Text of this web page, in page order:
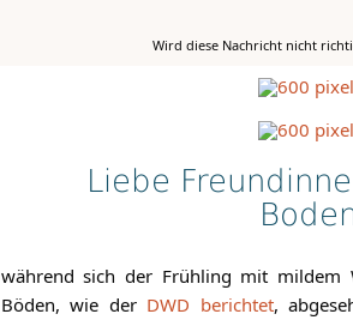
Wird diese Nachricht nicht
Liebe
während sich der Frühling mit mildem
Böden, wie der DWD berichtet,